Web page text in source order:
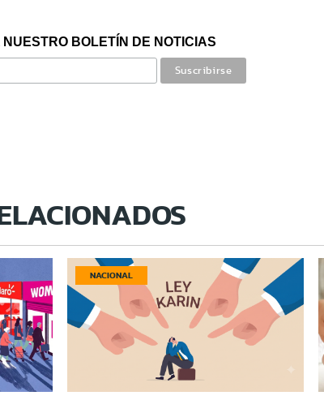
BOLETÍN DE NOTICIAS
NACIONAL